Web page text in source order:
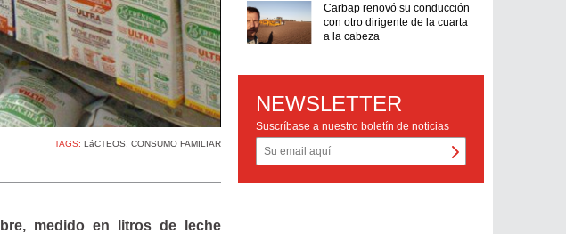
TAGS:LáCTEOS ,CONSUMO FAMILIAR
medido en litros de leche
Carbap renovó su conducción
con otro dirigente de la cuarta
a la cabeza
NEWSLETTER
Suscríbase a nuestro boletín de noticias